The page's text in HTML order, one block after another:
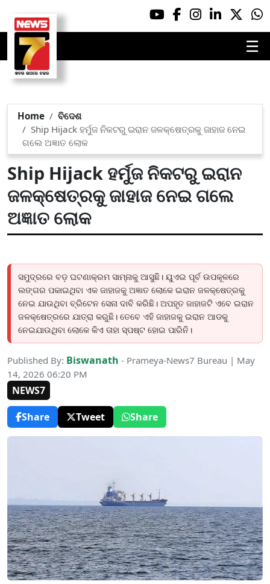
☰
Home
ବିଦେଶ
Ship Hijack ହର୍ମୁଜ ନିକଟରୁ ଇରାନ ଜଳକ୍ଷେତ୍ରକୁ ଜାହାଜ ନେଇ
ଗଲେ ଅଜ୍ଞାତ ଲୋକ
Ship Hijack ହର୍ମୁଜ ନିକଟରୁ ଇରାନ
ଜଳକ୍ଷେତ୍ରକୁ ଜାହାଜ ନେଇ ଗଲେ
ଅଜ୍ଞାତ ଲୋକ
ସମୁଦ୍ରରେ ବଡ଼ ଘଟଣାକ୍ରମ ସାମ୍ନାକୁ ଆସୁଛି। ୟୁଏଇ ପୂର୍ବ ଉପକୂଳରେ
ଲଙ୍ଗର ପକାଇଥିବା ଏକ ଜାହାଜକୁ ଅଜ୍ଞାତ ଲୋକେ ଇରାନ ଜଳକ୍ଷେତ୍ରକୁ
ନେଇ ଯାଉଥିବା ବ୍ରିଟେନ ସେନା ଦାବି କରିଛି। ଅପହୃତ ଜାହାଜଟି ଏବେ ଇରାନ
ଜଳକ୍ଷେତ୍ରରେ ଯାତ୍ରା କରୁଛି। ତେବେ ଏହି ଜାହାଜକୁ ଇରାନ ଆଡକୁ
ନେଇଯାଉଥିବା ଲୋକେ କିଏ ତାହା ସ୍ପଷ୍ଟ ହୋଇ ପାରିନି।
Published By: Biswanath - Prameya-News7 Bureau | May
14, 2026 06:20 PM
NEWS7
Share
Tweet Share